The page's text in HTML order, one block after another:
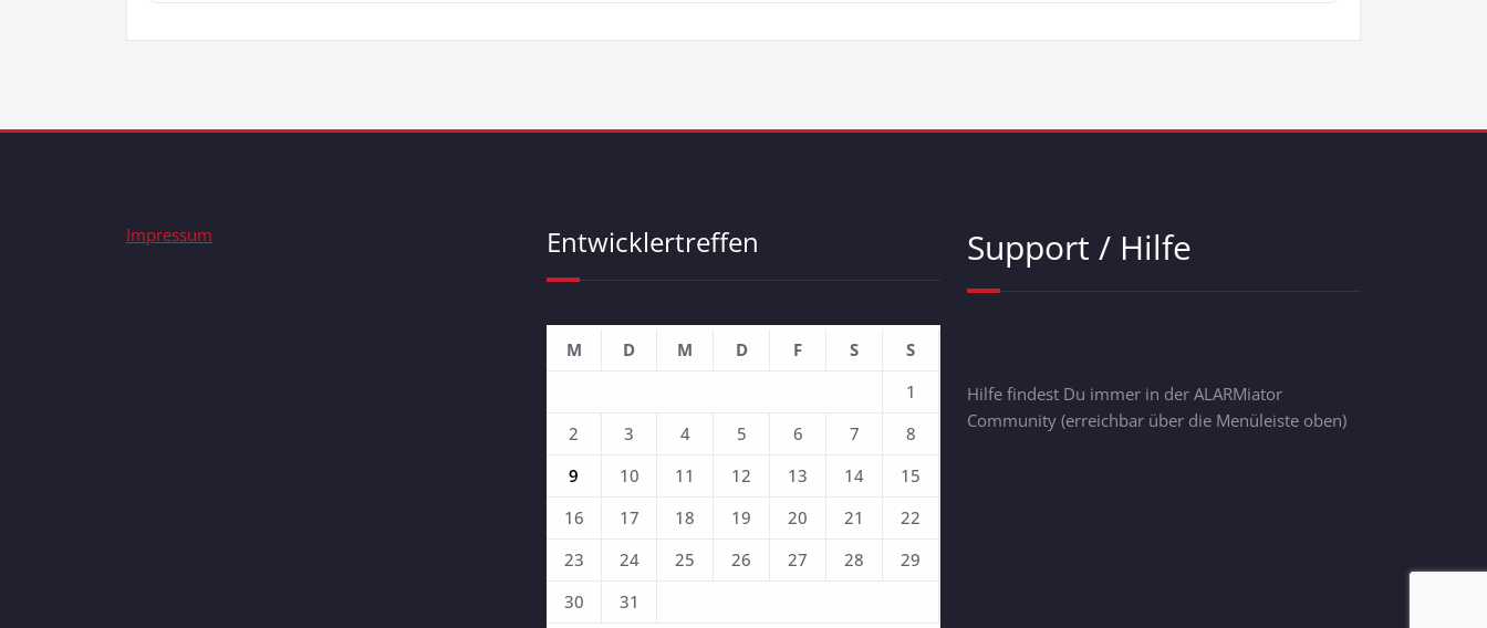
Impressum Entwicklertreffen
M D M D F S
S
1
2
3 4 5 6 7
8
9
10 11 12 13 14
15
16
17 18 19 20 21
22
23
24 25 26 27 28
29
30
31
Support / Hilfe
Hilfe findest Du immer in der ALARMiator
Community (erreichbar über die Menüleiste oben)